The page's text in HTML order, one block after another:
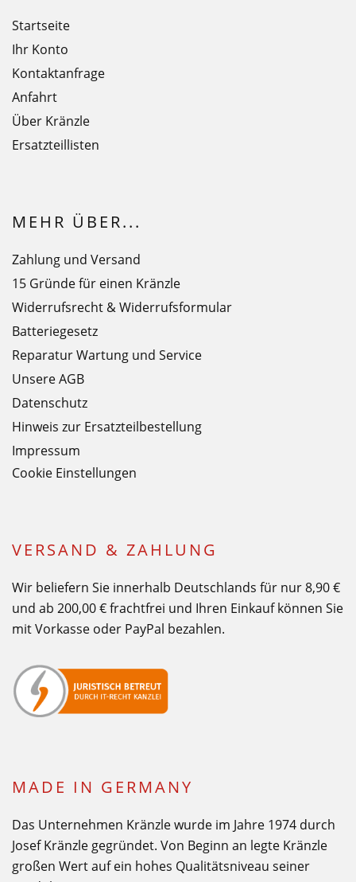
Startseite
Ihr Konto
Kontaktanfrage
Anfahrt
Über Kränzle
Ersatzteillisten
MEHR ÜBER...
Zahlung und Versand
15 Gründe für einen Kränzle
Widerrufsrecht & Widerrufsformular
Batteriegesetz
Reparatur Wartung und Service
Unsere AGB
Datenschutz
Hinweis zur Ersatzteilbestellung
Impressum
Cookie Einstellungen
VERSAND & ZAHLUNG
Wir beliefern Sie innerhalb Deutschlands für nur 8,90 €
und ab 200,00 € frachtfrei und Ihren Einkauf können Sie
mit Vorkasse oder PayPal bezahlen.
MADE IN GERMANY
Das Unternehmen Kränzle wurde im Jahre 1974 durch
Josef Kränzle gegründet. Von Beginn an legte Kränzle
großen Wert auf ein hohes Qualitätsniveau seiner